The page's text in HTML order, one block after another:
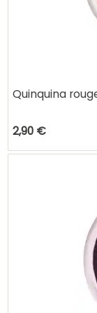
Quinquina
2,90 €